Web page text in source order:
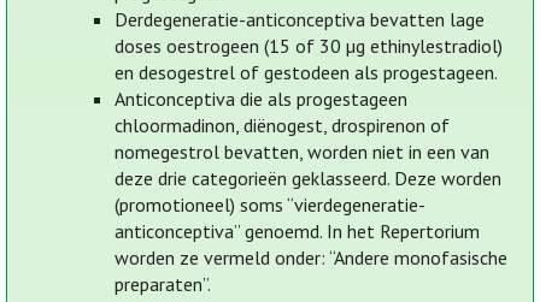
Derdegeneratie-anticonceptiva bevatten lage
doses oestrogeen (15 of 30 µg ethinylestradiol)
en desogestrel of gestodeen als progestageen.
Anticonceptiva die als progestageen
chloormadinon, diënogest, drospirenon of
nomegestrol bevatten, worden niet in een van
deze drie categorieën geklasseerd. Deze worden
(promotioneel) soms “vierdegeneratie-
anticonceptiva” genoemd. In het Repertorium
worden ze vermeld onder: “Andere monofasische
preparaten”.